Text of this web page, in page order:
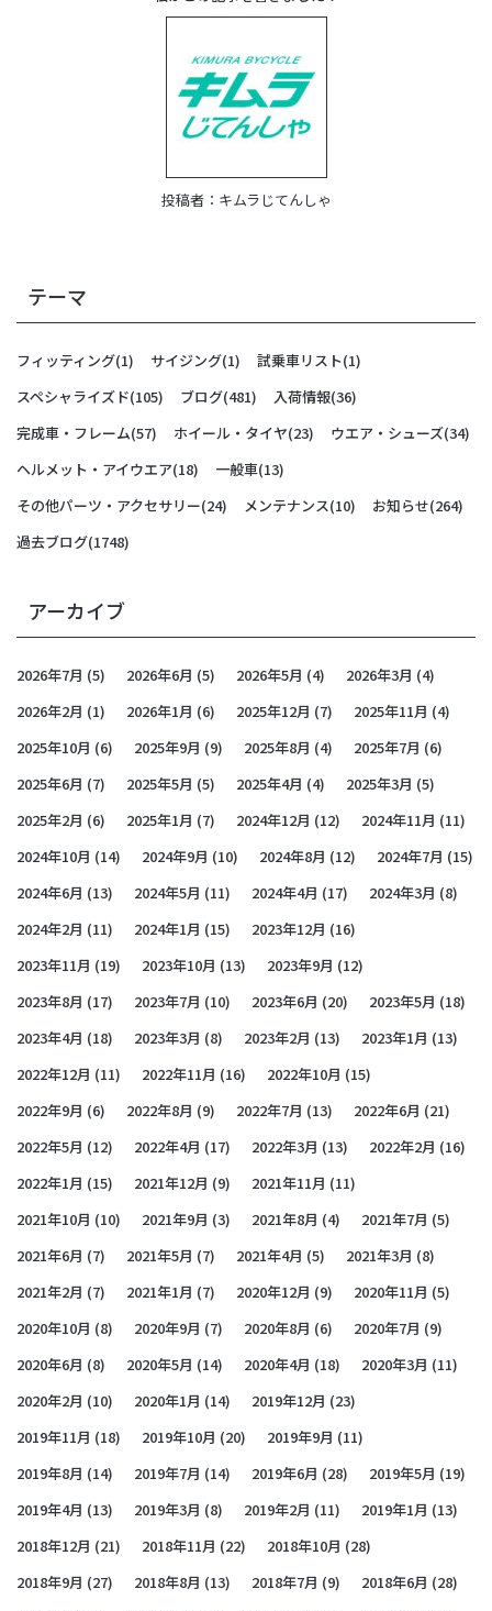
投稿者： キムラじてんしゃ
テーマ
フィッティング(1) サイジング(1) 試乗車リスト(1)
スペシャライズド(105) ブログ(481) 入荷情報(36)
完成車・フレーム(57) ホイール・タイヤ(23) ウエア・シューズ(34)
ヘルメット・アイウエア(18) 一般車(13)
その他パーツ・アクセサリー(24) メンテナンス(10) お知らせ(264)
過去ブログ(1748)
アーカイブ
2026年7月 (5) 2026年6月 (5) 2026年5月 (4) 2026年3月 (4)
2026年2月 (1) 2026年1月 (6) 2025年12月 (7) 2025年11月 (4)
2025年10月 (6) 2025年9月 (9) 2025年8月 (4) 2025年7月 (6)
2025年6月 (7) 2025年5月 (5) 2025年4月 (4) 2025年3月 (5)
2025年2月 (6) 2025年1月 (7) 2024年12月 (12) 2024年11月 (11)
2024年10月 (14) 2024年9月 (10) 2024年8月 (12) 2024年7月 (15)
2024年6月 (13) 2024年5月 (11) 2024年4月 (17) 2024年3月 (8)
2024年2月 (11) 2024年1月 (15) 2023年12月 (16)
2023年11月 (19) 2023年10月 (13) 2023年9月 (12)
2023年8月 (17) 2023年7月 (10) 2023年6月 (20) 2023年5月 (18)
2023年4月 (18) 2023年3月 (8) 2023年2月 (13) 2023年1月 (13)
2022年12月 (11) 2022年11月 (16) 2022年10月 (15)
2022年9月 (6) 2022年8月 (9) 2022年7月 (13) 2022年6月 (21)
2022年5月 (12) 2022年4月 (17) 2022年3月 (13) 2022年2月 (16)
2022年1月 (15) 2021年12月 (9) 2021年11月 (11)
2021年10月 (10) 2021年9月 (3) 2021年8月 (4) 2021年7月 (5)
2021年6月 (7) 2021年5月 (7) 2021年4月 (5) 2021年3月 (8)
2021年2月 (7) 2021年1月 (7) 2020年12月 (9) 2020年11月 (5)
2020年10月 (8) 2020年9月 (7) 2020年8月 (6) 2020年7月 (9)
2020年6月 (8) 2020年5月 (14) 2020年4月 (18) 2020年3月 (11)
2020年2月 (10) 2020年1月 (14) 2019年12月 (23)
2019年11月 (18) 2019年10月 (20) 2019年9月 (11)
2019年8月 (14) 2019年7月 (14) 2019年6月 (28) 2019年5月 (19)
2019年4月 (13) 2019年3月 (8) 2019年2月 (11) 2019年1月 (13)
2018年12月 (21) 2018年11月 (22) 2018年10月 (28)
2018年9月 (27) 2018年8月 (13) 2018年7月 (9) 2018年6月 (28)